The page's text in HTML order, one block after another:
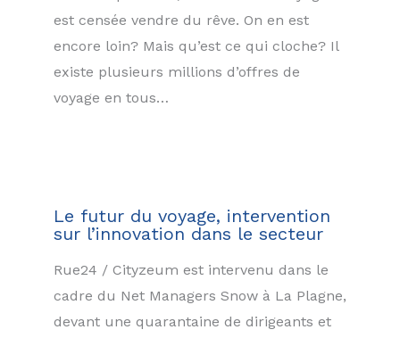
est censée vendre du rêve. On en est
encore loin? Mais qu’est ce qui cloche? Il
existe plusieurs millions d’offres de
voyage en tous…
Le futur du voyage, intervention
sur l’innovation dans le secteur
Rue24 / Cityzeum est intervenu dans le
cadre du Net Managers Snow à La Plagne,
devant une quarantaine de dirigeants et